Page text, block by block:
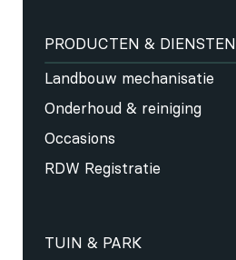
PRODUCTEN & DIENSTEN
Landbouw mechanisatie
Onderhoud & reiniging
Occasions
RDW Registratie
TUIN & PARK